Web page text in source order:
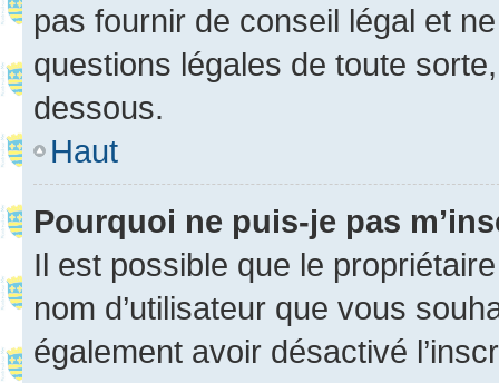
pas fournir de conseil légal et
questions légales de toute
dessous.
Haut
Pourquoi ne puis-je pas
Il est possible que le
nom d’utilisateur que vous
également avoir désactivé